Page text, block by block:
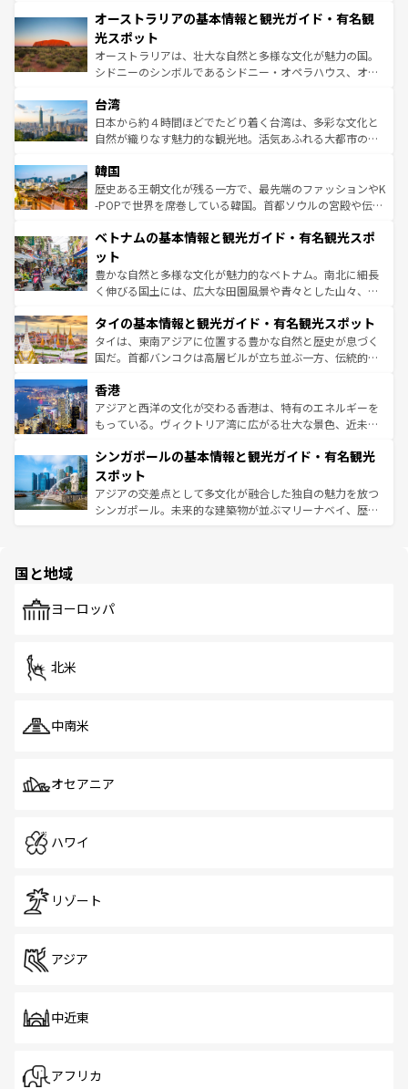
文化が魅力。旅行者はアメリカの各地域で異なる魅力を楽
しみながら、その多様性と豊かな歴史を感じることができ
るだろう。車でのロードトリップや列車の旅も、アメリカ
ならではの贅沢な旅のスタイルだ。 なお、新着のアメリカ
情報は コンテンツ一覧 を参照してほしい。
ワイ島は見逃せない。また、定番の観光地といえばオアフ
島だが、静かな自然を求めるならマウイ島やカウアイ島が
おすすめ。エメラルドグリーンに輝く海をはじめ、豊かな
文化や歴史が息づいている。「アロハスピリット」と呼ば
人々、おいしいローカルフードやハワイアンミュージッ
ク、伝統的なフラダンスなど、すべてがハワイの魅力を彩
っている。訪れるたびに新しい発見と感動が待っているハ
はコンテンツ一覧
オーストラリアの基本情報と観光ガイド・有名観
光スポット
オーストラリアは、壮大な自然と多様な文化が魅力の国。
シドニーのシンボルであるシドニー・オペラハウス、オー
リアリーフや大陸中央部にそびえるウルル（エアーズロッ
ク）、タスマニアの美しい原生林やケアンズの熱帯雨林な
ど、見どころがたくさん。また、カフェやワイン、オージ
いる。アクティビティも充実しており、サーフィンやダイ
ビング、ハイキングなど、アウトドア好きにはたまらな
い。オーストラリアの多彩な魅力を存分に味わいつくそ
参照してほしい。
台湾
日本から約４時間ほどでたどり着く台湾は、多彩な文化と
自然が織りなす魅力的な観光地。活気あふれる大都市の台
ン）、静ひつな山岳地帯である台湾東部など、都市の喧騒
と山間の静けさが共存しており、訪れる人に新しい発見と
驚きをもたらしてくれる。また、奥深い台湾の食文化も魅
容にもいいと評判のスイーツなど、バラエティ豊かな料理
照してほしい。
韓国
歴史ある王朝文化が残る一方で、最先端のファッションやK
-POPで世界を席巻している韓国。首都ソウルの宮殿や伝統
き、地方に足を延ばせば四季折々の自然美を楽しむことが
できる。そして、キムチや焼肉、絶品のストリートフード
まで、さまざまな韓国料理が待っている。夜には、韓国な
らではのナイトライフも堪能できる。あたたかいホスピタ
わってみてほしい。 なお、新着の韓国情報はコンテンツ一
覧 を参照してほしい。
ベトナムの基本情報と観光ガイド・有名観光スポ
ット
豊かな自然と多様な文化が魅力的なベトナム。南北に細長
く伸びる国土には、広大な田園風景や青々とした山々、世
急速な発展と共に伝統が息づく。ハノイの古い町並みやホ
ーチミン市のフランス統治時代の建物も、独特の雰囲気を
醸し出している。また、バラエティの豊かさとおいしさで
とつ。フォーやバインミー、ベトナムコーヒーなどは、ぜ
ひ現地で味わいたい。どの地域を訪れてもあたたかい人々
が旅行者を迎えてくれるので、きっと忘れられない旅にな
参照してほしい。
タイの基本情報と観光ガイド・有名観光スポット
タイは、東南アジアに位置する豊かな自然と歴史が息づく
国だ。首都バンコクは高層ビルが立ち並ぶ一方、伝統的な
の活気が交差している。北部ではチェンマイなどの山岳地
帯で自然と触れ合い、南部ではプーケットやクラビの美し
いビーチでリゾート気分を楽しむことができる。タイ料理
激する。気候は一年中温暖で、どの季節にも異なる楽しみ
が待っている。親しみやすいタイの人々、仏教を中心とし
た文化、そして多様な観光資源が、訪れる旅人を魅了し続
ける。 なお、新着のタイ情報はコンテンツ一覧を参照して
香港
アジアと西洋の文化が交わる香港は、特有のエネルギーを
もっている。ヴィクトリア湾に広がる壮大な景色、近未来
み、どこを訪れても感動するはず。観光スポットが密集し
ており、効率よく見どころを回れるのも魅力。息をのむよ
うな絶景から文化的な体験まで、香港を存分に楽しみ尽く
そう。 なお、新着の香港情報はコンテンツ一覧を参照して
シンガポールの基本情報と観光ガイド・有名観光
スポット
アジアの交差点として多文化が融合した独自の魅力を放つ
シンガポール。未来的な建築物が並ぶマリーナベイ、歴史
で、ホーカーズは地元の風情を楽しめる外せないスポット
国と地域
ヨーロッパ
北米
中南米
オセアニア
ハワイ
リゾート
アジア
中近東
アフリカ